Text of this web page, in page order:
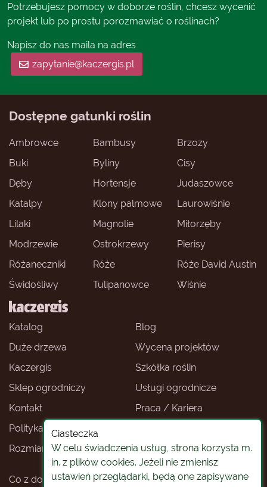
Ciasteczka
W celu świadczenia usług, strona korzysta m.
in. z plików cookies. Jeżeli nie zmienisz
ustawień przeglądarki, będą one zapisywane
Potrzebujesz pomocy w doborze roślin, chcesz wycenić
projekt lub po prostu porozmawiać o roślinach?
Napisz do nas maila na adres
zapytanie@kaczergis.pl
Katalog
Blog
Duże drzewa
Wycena projektów
Kaczergis
Szkółka roślin
Sklep ogrodniczy
Usługi ogrodnicze
Kontakt
Praca / Kariera
Polityka prywatności
Rozmiary roślin
Sklep ogrodniczy -
Wrocław
Co z doniczkami
Rośliny na pniu
Dostępne gatunki roślin
Ambrowce Bambusy
Brzozy
Buki
Byliny
Cisy
Dęby
Hortensje
Judaszowce
Katalpy
Klony palmowe
Laurowiśnie
Lilaki
Magnolie
Miłorzęby
Modrzewie
Ostrokrzewy
Pierisy
Różaneczniki
Róże
Róże David Austin
Świdośliwy
Tulipanowce Wiśnie